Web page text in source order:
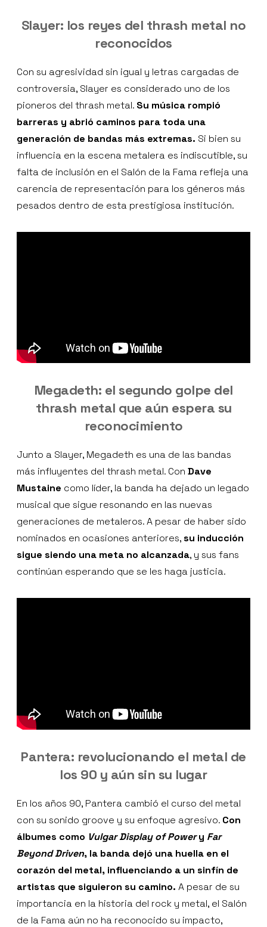
Slayer: los reyes del thrash metal no
reconocidos
Con su agresividad sin igual y letras cargadas de
controversia, Slayer es considerado uno de los
pioneros del thrash metal. Su música rompió
barreras y abrió caminos para toda una
generación de bandas más extremas. Si bien su
influencia en la escena metalera es indiscutible, su
falta de inclusión en el Salón de la Fama refleja una
carencia de representación para los géneros más
pesados dentro de esta prestigiosa institución.
Megadeth: el segundo golpe del
thrash metal que aún espera su
reconocimiento
Junto a Slayer, Megadeth es una de las bandas
más influyentes del thrash metal. Con Dave
Mustaine como líder, la banda ha dejado un legado
musical que sigue resonando en las nuevas
generaciones de metaleros. A pesar de haber sido
nominados en ocasiones anteriores,su inducción
sigue siendo una meta no alcanzada, y sus fans
continúan esperando que se les haga justicia.
Pantera: revolucionando el metal de
los 90 y aún sin su lugar
En los años 90, Pantera cambió el curso del metal
con su sonido groove y su enfoque agresivo. Con
álbumes como Vulgar Display of Powery Far
Beyond Driven, la banda dejó una huella en el
corazón del metal, influenciando a un sinfín de
artistas que siguieron su camino. A pesar de su
importancia en la historia del rock y metal, el Salón
de la Fama aún no ha reconocido su impacto,